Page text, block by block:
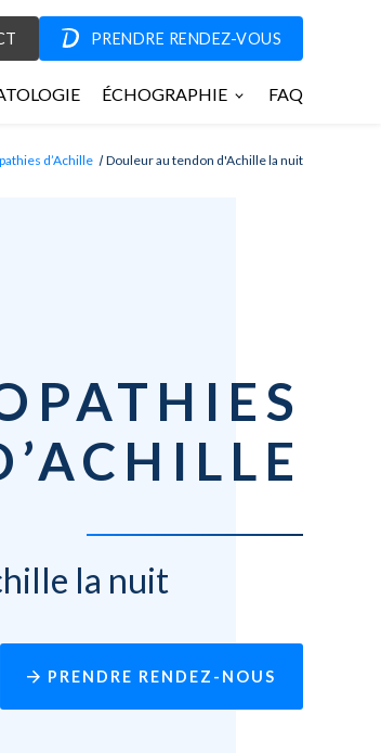
PRENDRE RENDEZ-VOUS
ÉCHOGRAPHIE FAQ
d’Achille Douleur au tendon d'Achille la nuit
la nuit
PRENDRE RENDEZ-NOUS